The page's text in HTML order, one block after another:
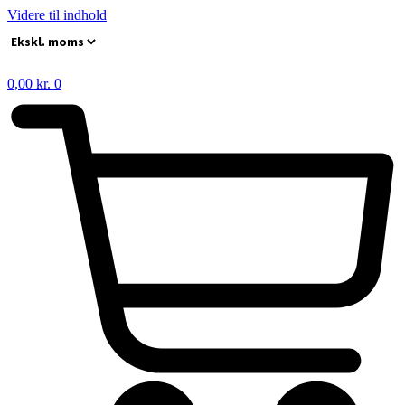
Videre til indhold
0,00 kr. 0